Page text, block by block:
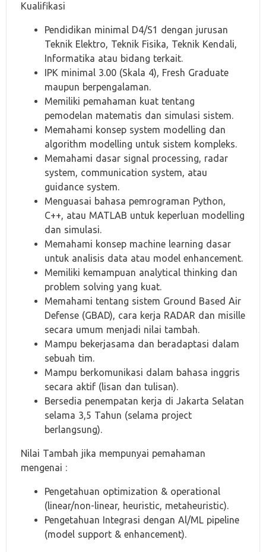
Kualifikasi
Pendidikan minimal D4/S1 dengan jurusan
Teknik Elektro, Teknik Fisika, Teknik Kendali,
Informatika atau bidang terkait.
IPK minimal 3.00 (Skala 4), Fresh Graduate
maupun berpengalaman.
Memiliki pemahaman kuat tentang
pemodelan matematis dan simulasi sistem.
Memahami konsep system modelling dan
algorithm modelling untuk sistem kompleks.
Memahami dasar signal processing, radar
system, communication system, atau
guidance system.
Menguasai bahasa pemrograman Python,
C++, atau MATLAB untuk keperluan modelling
dan simulasi.
Memahami konsep machine learning dasar
untuk analisis data atau model enhancement.
Memiliki kemampuan analytical thinking dan
problem solving yang kuat.
Memahami tentang sistem Ground Based Air
Defense (GBAD), cara kerja RADAR dan misille
secara umum menjadi nilai tambah.
Mampu bekerjasama dan beradaptasi dalam
sebuah tim.
Mampu berkomunikasi dalam bahasa inggris
secara aktif (lisan dan tulisan).
Bersedia penempatan kerja di Jakarta Selatan
selama 3,5 Tahun (selama project
berlangsung).
Nilai Tambah jika mempunyai pemahaman
mengenai :
Pengetahuan optimization & operational
(linear/non-linear, heuristic, metaheuristic).
Pengetahuan Integrasi dengan Al/ML pipeline
(model support & enhancement).